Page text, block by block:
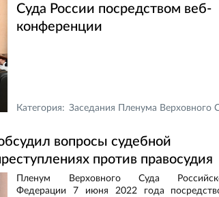
Суда России посредством веб-
конференции
Категория: Заседания Пленума Верховного Суда Российской
вопросы судебной
против правосудия
Пленум Верховного Суда
Федерации 7 июня 2022 года